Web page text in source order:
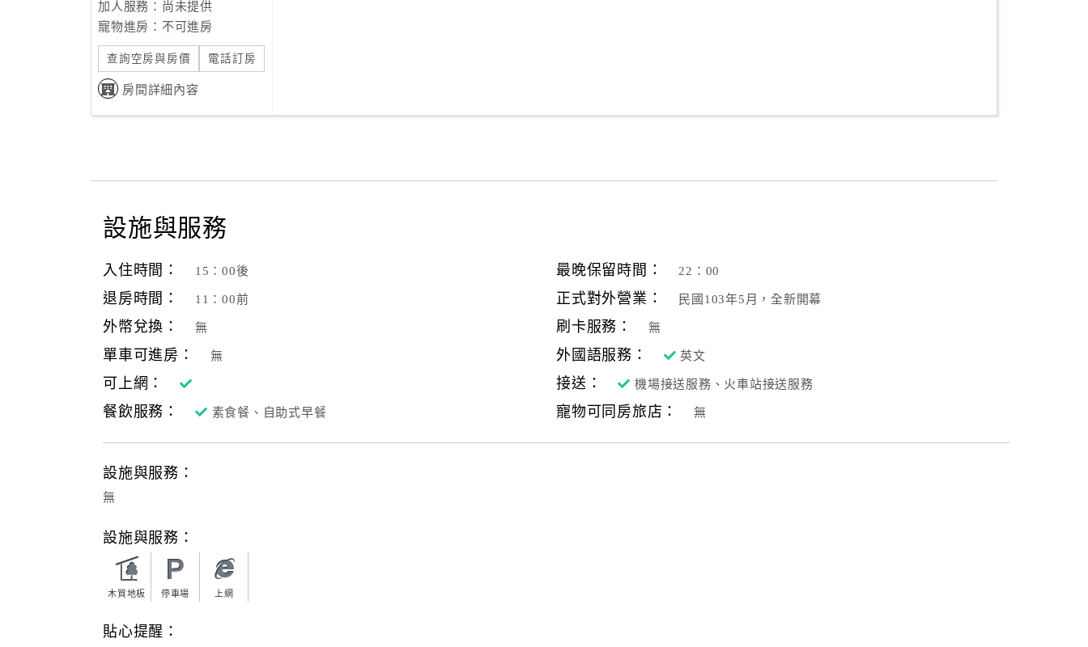
加人服務：尚未提供
寵物進房：不可進房
查詢空房與房價 電話訂房
房間詳細內容
設施與服務
入住時間： 15：00後 最晚保留時間： 22：00
退房時間： 11：00前 正式對外營業： 民國103年5月，全新開幕
外幣兌換： 無 刷卡服務： 無
單車可進房： 無 外國語服務： 英文
可上網： 接送： 機場接送服務、火車站接送服務
餐飲服務： 素食餐、自助式早餐 寵物可同房旅店： 無
設施與服務：
無
設施與服務：
木質地板 停車場 上網
貼心提醒：